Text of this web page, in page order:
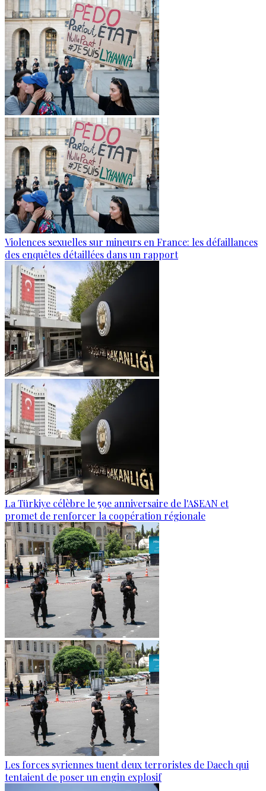
Violences sexuelles sur mineurs en France: les défaillances
des enquêtes détaillées dans un rapport
La Türkiye célèbre le 59e anniversaire de l'ASEAN et
promet de renforcer la coopération régionale
Les forces syriennes tuent deux terroristes de Daech qui
tentaient de poser un engin explosif